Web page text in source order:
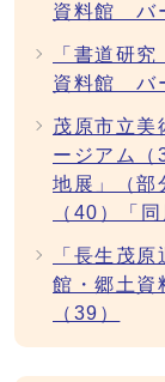
資料館 バ
「書道研
資料館 バ
茂原市立
ージアム（
地展」（部
（40）「
「長生茂
館・郷土
（39）